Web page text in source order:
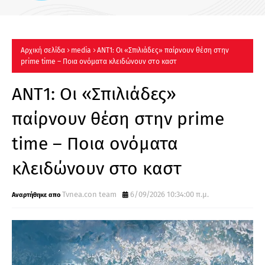
Αρχική σελίδα media
ΑΝΤ1: Οι «Σπιλιάδες» παίρνουν θέση στην
prime time – Ποια ονόματα κλειδώνουν στο καστ
ΑΝΤ1: Οι «Σπιλιάδες»
παίρνουν θέση στην prime
time – Ποια ονόματα
κλειδώνουν στο καστ
Tvnea.con team 6/09/2026 10:34:00 π.μ.